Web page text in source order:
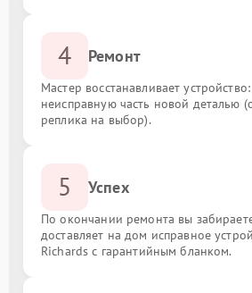
4 Ремонт
Мастер восстанавливает
неисправную часть новой деталью
реплика на выбор).
5 Успех
По окончании ремонта вы
доставляет на дом исправное
Richards с гарантийным бланком.